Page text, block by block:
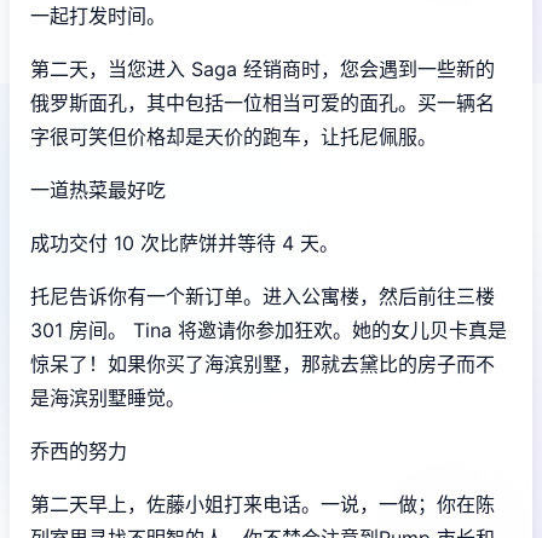
一起打发时间。
第二天，当您进入 Saga 经销商时，您会遇到一些新的
俄罗斯面孔，其中包括一位相当可爱的面孔。买一辆名
字很可笑但价格却是天价的跑车，让托尼佩服。
一道热菜最好吃
成功交付 10 次比萨饼并等待 4 天。
托尼告诉你有一个新订单。进入公寓楼，然后前往三楼
301 房间。 Tina 将邀请你参加狂欢。她的女儿贝卡真是
惊呆了！如果你买了海滨别墅，那就去黛比的房子而不
是海滨别墅睡觉。
乔西的努力
第二天早上，佐藤小姐打来电话。一说，一做；你在陈